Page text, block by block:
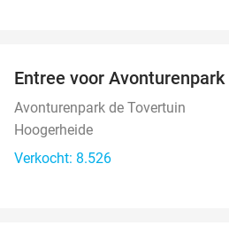
Entree voor Avonturenpark
Avonturenpark de Tovertuin
Hoogerheide
Verkocht: 8.526